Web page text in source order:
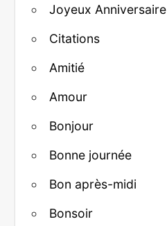
Joyeux Anniversaire
Citations
Amitié
Amour
Bonjour
Bonne journée
Bon après-midi
Bonsoir